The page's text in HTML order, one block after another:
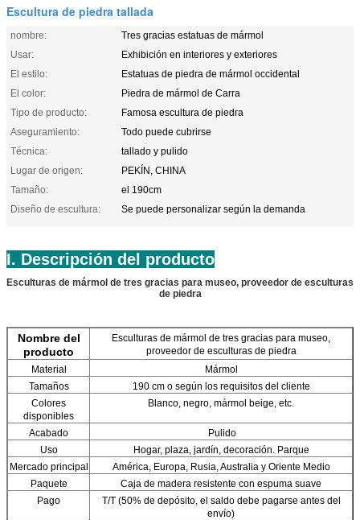
Escultura de piedra tallada
nombre:
Tres gracias estatuas de mármol
Usar:
Exhibición en interiores y exteriores
El estilo:
Estatuas de piedra de mármol occidental
El color:
Piedra de mármol de Carra
Tipo de producto:
Famosa escultura de piedra
Aseguramiento:
Todo puede cubrirse
Técnica:
tallado y pulido
Lugar de origen:
PEKÍN, CHINA
Tamaño:
el 190cm
Diseño de escultura:
Se puede personalizar según la demanda
I. Descripción del producto
Esculturas de mármol de tres gracias para museo, proveedor de esculturas
de piedra
Nombre del
producto
Esculturas de mármol de tres gracias para museo,
proveedor de esculturas de piedra
Material
Mármol
Tamaños
190 cm o según los requisitos del cliente
Colores
disponibles
Blanco, negro, mármol beige, etc.
Acabado
Pulido
Uso
Hogar, plaza, jardín, decoración. Parque
Mercado principal
América, Europa, Rusia, Australia y Oriente Medio
Paquete
Caja de madera resistente con espuma suave
Pago
T/T (50% de depósito, el saldo debe pagarse antes del
envío)